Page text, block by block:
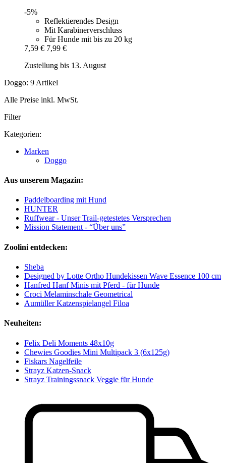
-5%
Reflektierendes Design
Mit Karabinerverschluss
Für Hunde mit bis zu 20 kg
7,59 € 7,99 €
Zustellung bis 13. August
Doggo: 9 Artikel
Alle Preise inkl. MwSt.
Filter
Kategorien:
Marken
Doggo
Aus unserem Magazin:
Paddelboarding mit Hund
HUNTER
Ruffwear - Unser Trail-getestetes Versprechen
Mission Statement - “Über uns”
Zoolini entdecken:
Sheba
Designed by Lotte Ortho Hundekissen Wave Essence 100 cm
Hanfred Hanf Minis mit Pferd - für Hunde
Croci Melaminschale Geometrical
Aumüller Katzenspielangel Filoa
Neuheiten:
Felix Deli Moments 48x10g
Chewies Goodies Mini Multipack 3 (6x125g)
Fiskars Nagelfeile
Strayz Katzen-Snack
Strayz Trainingssnack Veggie für Hunde